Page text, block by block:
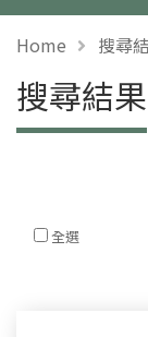
Home 搜尋
搜尋結果
全選